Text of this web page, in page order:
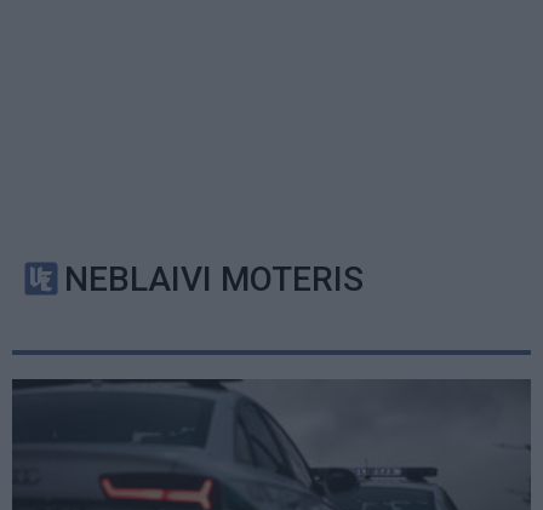
NEBLAIVI MOTERIS